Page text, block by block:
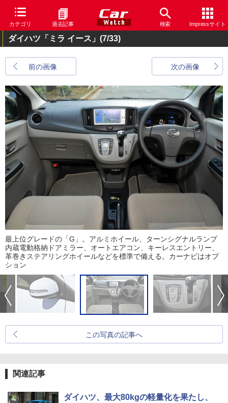
カテゴリ 過去記事 検索 Impressサイト
ダイハツ「ミラ イース」 (7/33)
前の画像 次の画像
最上位グレードの「G」。アルミホイール、ターンシグナルランプ
内蔵電動格納ドアミラー、オートエアコン、キーレスエントリー、
革巻きステアリングホイールなどを標準で備える。カーナビはオプ
ション
この写真の記事へ
関連記事
ダイハツ、最大80kgの軽量化を果たし、